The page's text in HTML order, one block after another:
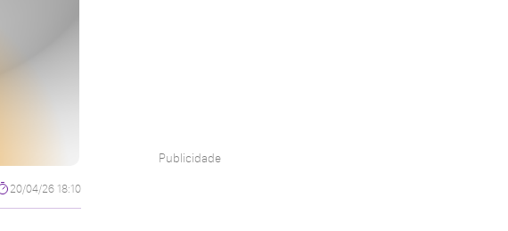
20/04/26 18:10
Publicidade